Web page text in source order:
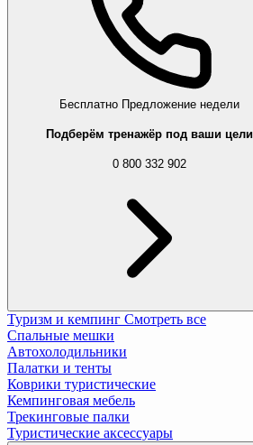
Бесплатно Предложение недели
Подберём тренажёр под ваши цели
0 800 332 902
Туризм и кемпинг Смотреть все
Спальные мешки
Автохолодильники
Палатки и тенты
Коврики туристические
Кемпинговая мебель
Трекинговые палки
Туристические аксессуары